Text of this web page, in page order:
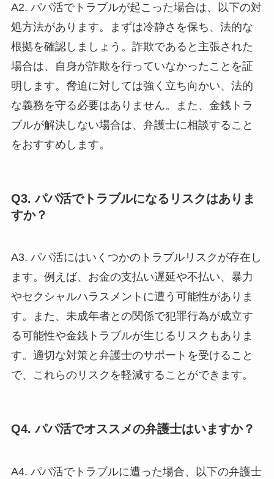
A2. パパ活でトラブルが起こった場合は、以下の対
処方法があります。まずは冷静さを保ち、法的な
根拠を確認しましょう。詐欺であると主張された
場合は、自身が詐欺を行っていなかったことを証
明します。脅迫に対しては強く立ち向かい、法的
な義務を守る必要はありません。また、金銭トラ
ブルが解決しない場合は、弁護士に相談すること
をおすすめします。
Q3. パパ活でトラブルになるリスクはありま
すか？
A3. パパ活にはいくつかのトラブルリスクが存在し
ます。例えば、お金の支払い遅延や不払い、暴力
やセクシャルハラスメントに遭う可能性がありま
す。また、未成年者との関係で犯罪行為が成立す
る可能性や金銭トラブルが生じるリスクもありま
す。適切な対策と弁護士のサポートを受けること
で、これらのリスクを軽減することができます。
Q4. パパ活でオススメの弁護士はいますか？
A4. パパ活でトラブルに遭った場合、以下の弁護士